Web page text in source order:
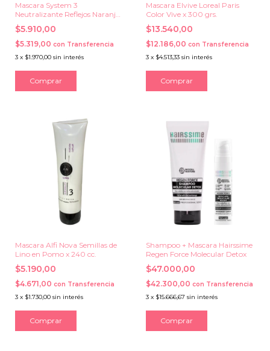
Mascara System 3
Neutralizante Reflejos Naranjas
x 250grs.
$5.910,00
$5.319,00 con Transferencia
3 x $1.970,00 sin interés
Mascara Elvive Loreal Paris
Color Vive x 300 grs.
$13.540,00
$12.186,00 con Transferencia
3 x $4.513,33 sin interés
Mascara Alfi Nova Semillas de
Lino en Pomo x 240 cc.
$5.190,00
$4.671,00 con Transferencia
3 x $1.730,00 sin interés
Shampoo + Mascara Hairssime
Regen Force Molecular Detox
$47.000,00
$42.300,00 con Transferencia
3 x $15.666,67 sin interés